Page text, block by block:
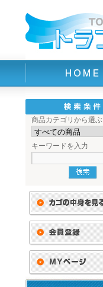
商品カテゴリから選ぶ
キーワードを入力